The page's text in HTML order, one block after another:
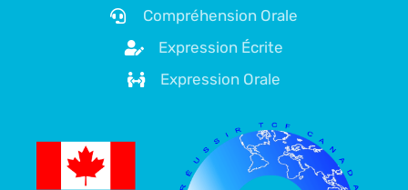
Compréhension Orale
Expression Écrite
Expression Orale